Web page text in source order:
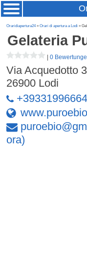
Oraridiapertura24»Orari di apertura a Lodi »
Gelateria
|0
Via Acquedotto 3
26900 Lodi
puroebio@
ora)